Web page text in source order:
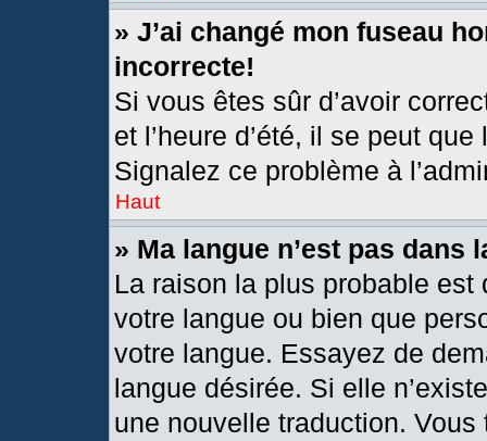
» J’ai changé mon fuseau
incorrecte!
Si vous êtes sûr d’avoir
et l’heure d’été, il se peut
Signalez ce problème à
Haut
» Ma langue n’est pas dans
La raison la plus probable est
votre langue ou bien que
votre langue. Essayez de
langue désirée. Si elle
une nouvelle traduction.